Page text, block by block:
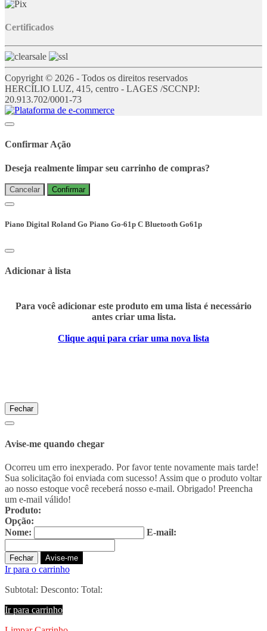
Certificados
Copyright © 2026 - Todos os direitos reservados
HERCÍLIO LUZ, 415, centro - LAGES /SCCNPJ:
20.913.702/0001-73
Confirmar Ação
Deseja realmente limpar seu carrinho de compras?
Cancelar Confirmar
Piano Digital Roland Go Piano Go-61p C Bluetooth Go61p
Adicionar à lista
Para você adicionar este produto em uma lista é necessário
antes criar uma lista.
Clique aqui para criar uma nova lista
Fechar
Avise-me quando chegar
Ocorreu um erro inexperado. Por favor tente novamente mais tarde!
Sua solicitação foi enviada com sucesso! Assim que o produto voltar
ao nosso estoque você receberá nosso e-mail. Obrigado! Preencha
um e-mail válido!
Produto:
Opção:
Nome:
E-mail:
Fechar Avise-me
Ir para o carrinho
Subtotal: Desconto: Total:
Ir para carrinho